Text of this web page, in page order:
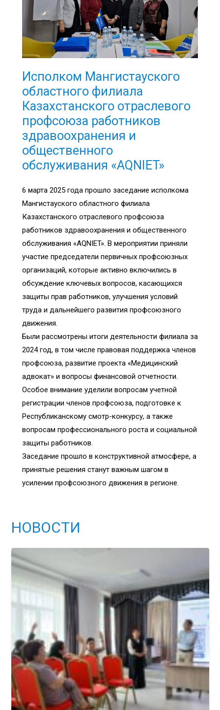
Исполком Мангистауского
областного филиала
Казахстанского отраслевого
профсоюза работников
здравоохранения и
общественного
обслуживания «AQNIET»
6 марта 2025 года прошло заседание исполкома
Мангистауского областного филиала
Казахстанского отраслевого профсоюза
работников здравоохранения и общественного
обслуживания «AQNIET». В мероприятии приняли
участие председатели первичных профсоюзных
организаций, которые активно включились в
обсуждение ключевых вопросов, касающихся
защиты прав работников, улучшения условий
труда и дальнейшего развития профсоюзного
движения.
Были рассмотрены итоги деятельности филиала за
2024 год, в том числе правовая поддержка членов
профсоюза, развитие проекта «Медицинский
адвокат» и вопросы финансовой отчетности.
Особое внимание уделили вопросам учетной
регистрации членов профсоюза, подготовке к
Республиканскому смотр-конкурсу, а также
вопросам профессионального роста и социальной
защиты работников.
Заседание прошло в конструктивной атмосфере, а
принятые решения станут важным шагом в
усилении профсоюзного движения в регионе.
НОВОСТИ